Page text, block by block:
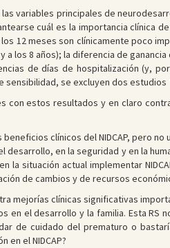
variables principales de
cuál es la importancia clínica
12 meses son clínicamente poco
los 8 años); la diferencia de
de días de hospitalización (y,
sensibilidad, se excluyen dos estudios
con estos resultados y en claro
clínicos del NIDCAP, pero
en la seguridad y en la
la situación actual implementar
de cambios y de recursos
mejorías clínicas significativas
el desarrollo y la familia. Esta RS
de cuidado del prematuro o
en el NIDCAP?